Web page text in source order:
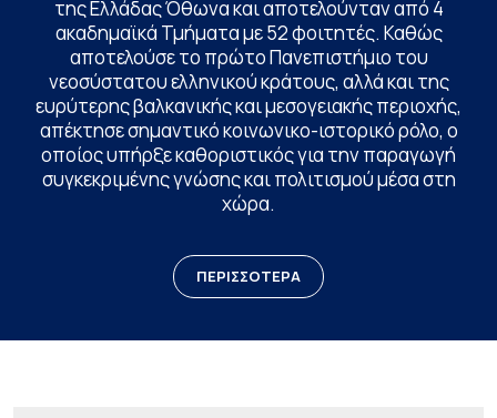
της Ελλάδας Όθωνα και αποτελούνταν από 4
ακαδημαϊκά Τμήματα με 52 φοιτητές. Καθώς
αποτελούσε το πρώτο Πανεπιστήμιο του
νεοσύστατου ελληνικού κράτους, αλλά και της
ευρύτερης βαλκανικής και μεσογειακής περιοχής,
απέκτησε σημαντικό κοινωνικο-ιστορικό ρόλο, ο
οποίος υπήρξε καθοριστικός για την παραγωγή
συγκεκριμένης γνώσης και πολιτισμού μέσα στη
χώρα.
ΠΕΡΙΣΣΟΤΕΡΑ